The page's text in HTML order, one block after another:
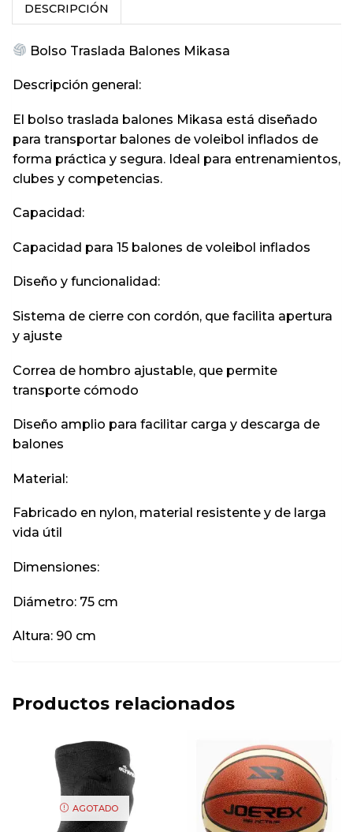
DESCRIPCIÓN
Bolso Traslada Balones Mikasa
Descripción general:
El bolso traslada balones Mikasa está diseñado
para transportar balones de voleibol inflados de
forma práctica y segura. Ideal para entrenamientos,
clubes y competencias.
Capacidad:
Capacidad para 15 balones de voleibol inflados
Diseño y funcionalidad:
Sistema de cierre con cordón, que facilita apertura
y ajuste
Correa de hombro ajustable, que permite
transporte cómodo
Diseño amplio para facilitar carga y descarga de
balones
Material:
Fabricado en nylon, material resistente y de larga
vida útil
Dimensiones:
Diámetro: 75 cm
Altura: 90 cm
Productos relacionados
AGOTADO